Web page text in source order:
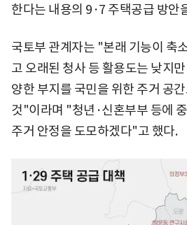
한다는 내용의 9·7 주택공급 방안
국토부 관계자는 "본래 기능이 축
고 오래된 청사 등 활용도는 낮지
양한 부지를 국민을 위한 주거 공
것"이라며 "청년·신혼부부 등에
주거 안정을 도모하겠다"고 했다.